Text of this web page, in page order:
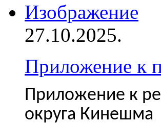
Изображение
27.10.2025.
Приложение к
Приложение к
округа